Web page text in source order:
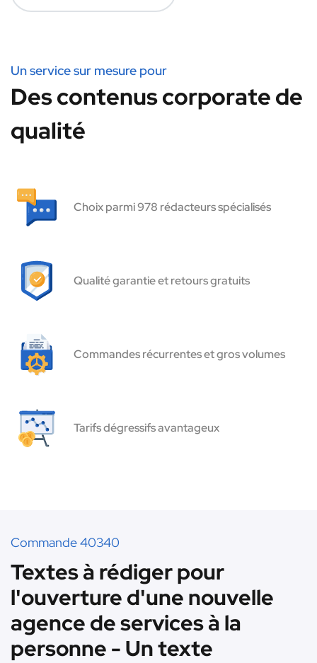
Un service sur mesure pour
Des contenus corporate de
qualité
Choix parmi 978 rédacteurs spécialisés
Qualité garantie et retours gratuits
Commandes récurrentes et gros volumes
Tarifs dégressifs avantageux
Commande 40340
Textes à rédiger pour
l'ouverture d'une nouvelle
agence de services à la
personne - Un texte